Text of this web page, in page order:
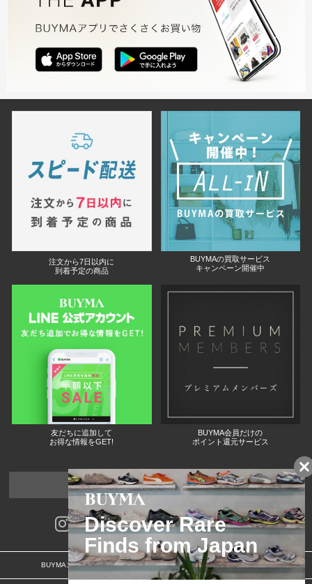
注文から7日以内に
到着予定の商品
BUYMAの買取サービス
キャンペーン開催中
友だちに追加して
お得な情報をGET!
BUYMA会員だけの
ポイント還元サービス
ページトップへ
BUYMAスタートガイド 安心への取り組み